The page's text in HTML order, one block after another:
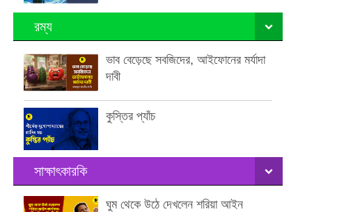
রম্য
ভাব বেড়েছে সবজিদের, আইফোনের মর্যাদা
দাবী
কুস্তির প্যাঁচ
সাক্ষাৎকারকি
ঘুম থেকে উঠে দেখলেন শরিয়া আইন